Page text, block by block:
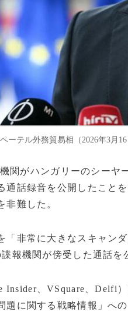
ーテル外務貿易相（2026年3月
関がハンガリーのシー
通話録音を公開したこと
非難した。
「非常に大きなスキャン
報機関が傍受した通話を
Insider、VSquare、Delfi
題に関する戦略情報」へ